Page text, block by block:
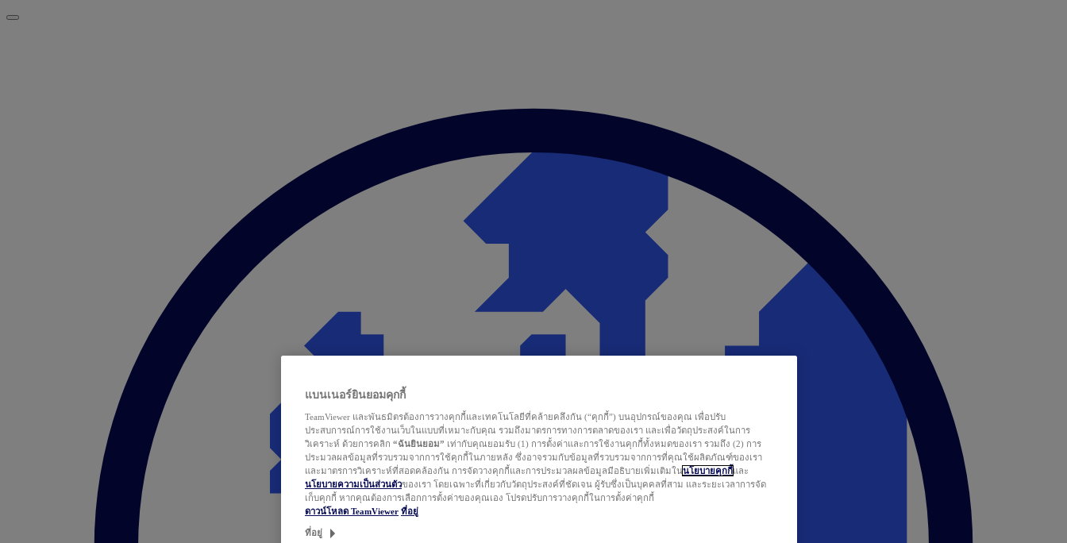
แบนเนอร์ยินยอมคุกกี้
TeamViewer และพันธมิตรต้องการวางคุกกี้และเทคโนโลยีที่คล้ายคลึงกัน (“คุกกี้”) บนอุปกรณ์ของคุณ เพื่อปรับ
ประสบการณ์การใช้งานเว็บในแบบที่เหมาะกับคุณ รวมถึงมาตรการทางการตลาดของเรา และเพื่อวัตถุประสงค์ในการ
วิเคราะห์ ด้วยการคลิก “ฉันยินยอม” เท่ากับคุณยอมรับ (1) การตั้งค่าและการใช้งานคุกกี้ทั้งหมดของเรา รวมถึง (2) การ
ประมวลผลข้อมูลที่รวบรวมจากการใช้คุกกี้ในภายหลัง ซึ่งอาจรวมกับข้อมูลที่รวบรวมจากการที่คุณใช้ผลิตภัณฑ์ของเรา
และมาตรการวิเคราะห์ที่สอดคล้องกัน การจัดวางคุกกี้และการประมวลผลข้อมูลมีอธิบายเพิ่มเติมในนโยบายคุกกี้และ
นโยบายความเป็นส่วนตัวของเรา โดยเฉพาะที่เกี่ยวกับวัตถุประสงค์ที่ชัดเจน ผู้รับซึ่งเป็นบุคคลที่สาม และระยะเวลาการจัด
เก็บคุกกี้ หากคุณต้องการเลือกการตั้งค่าของคุณเอง โปรดปรับการวางคุกกี้ในการตั้งค่าคุกกี้
ดาวน์โหลด TeamViewer ที่อยู่
ที่อยู่